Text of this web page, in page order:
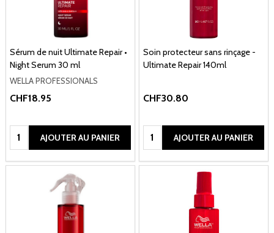
Sérum de nuit Ultimate Repair •
Night Serum 30 ml
WELLA PROFESSIONALS
CHF18.95
Quantité:AJOUTER AU PANIER
Soin protecteur sans rinçage -
Ultimate Repair 140ml
CHF30.80
Quantité:AJOUTER AU PANIER